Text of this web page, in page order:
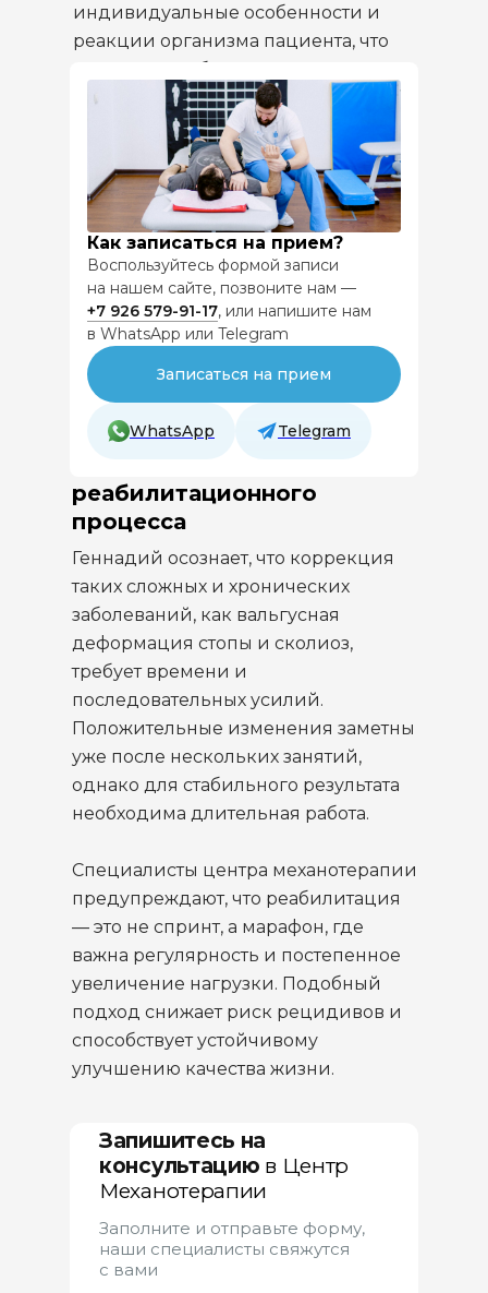
индивидуальные особенности и
реакции организма пациента, что
позволило избежать переутомления
и повысить эффективность
тренировок.
Поддержка тренера — важный
психологический и мотивационный
фактор, который помогает пациенту
не только выполнять упражнения
правильно, но и сохранять настрой
на длительный курс лечения.
Геннадий осознает, что коррекция
таких сложных и хронических
заболеваний, как вальгусная
деформация стопы и сколиоз,
требует времени и
последовательных усилий.
Положительные изменения заметны
уже после нескольких занятий,
однако для стабильного результата
необходима длительная работа.
Специалисты центра механотерапии
предупреждают, что реабилитация
— это не спринт, а марафон, где
важна регулярность и постепенное
увеличение нагрузки. Подобный
подход снижает риск рецидивов и
способствует устойчивому
улучшению качества жизни.
Понимание длительности и
реабилитационного
процесса
Запишитесь на
консультацию в Центр
Механотерапии
Заполните и отправьте форму,
наши специалисты свяжутся
с вами
Как записаться на прием?
Воспользуйтесь формой записи
на нашем сайте, позвоните нам —
+7 926 579-91-17, или напишите нам
в WhatsApp или Telegram
Записаться на прием
WhatsApp Telegram